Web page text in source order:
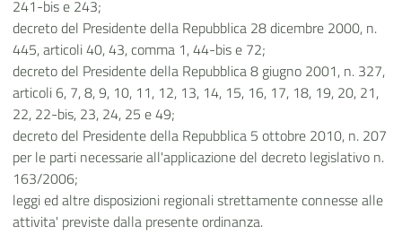
241-bis e 243;
decreto del Presidente della Repubblica 28 dicembre 2000, n.
445, articoli 40, 43, comma 1, 44-bis e 72;
decreto del Presidente della Repubblica 8 giugno 2001, n. 327,
articoli 6, 7, 8, 9, 10, 11, 12, 13, 14, 15, 16, 17, 18, 19, 20, 21,
22, 22-bis, 23, 24, 25 e 49;
decreto del Presidente della Repubblica 5 ottobre 2010, n. 207
per le parti necessarie all'applicazione del decreto legislativo n.
163/2006;
leggi ed altre disposizioni regionali strettamente connesse alle
attivita' previste dalla presente ordinanza.